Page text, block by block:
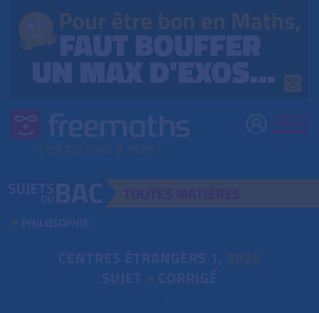
PHILOSOPHIE
CENTRES ÉTRANGERS 1, 2026
SUJET + CORRIGÉ